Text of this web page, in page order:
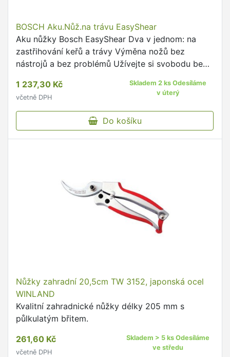
BOSCH Aku.Nůž.na trávu EasyShear
Aku nůžky Bosch EasyShear Dva v jednom: na
zastřihování keřů a trávy Výměna nožů bez
nástrojů a bez problémů Užívejte si svobodu bez
zahradě Nízká hmotnost 530 …
1 237,30 Kč
včetně DPH
Skladem 2 ks Odesíláme
v úterý
Do košíku
Nůžky zahradní 20,5cm TW 3152, japonská ocel
WINLAND
Kvalitní zahradnické nůžky délky 205 mm s
půlkulatým břitem.
261,60 Kč
včetně DPH
Skladem > 5 ks Odesíláme
ve středu